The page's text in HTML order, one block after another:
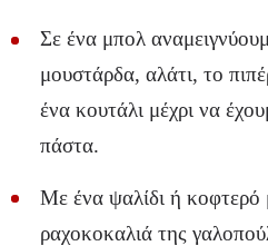
Σε ένα μπολ
μουστάρδα, αλάτι, το
ένα κουτάλι μέχρι να
πάστα.
Με ένα ψαλίδι ή κοφτερό
ραχοκοκαλιά της